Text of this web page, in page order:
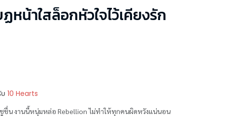
น้าใสล็อกหัวใจไว้เคียงรัก
10 Hearts
ชื่น งานนี้หนุ่มหล่อ Rebellion ไม่ทำให้ทุกคนผิดหวังแน่นอน